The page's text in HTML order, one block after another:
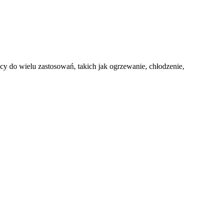
wielu zastosowań, takich jak ogrzewanie, chłodzenie,